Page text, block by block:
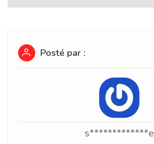
Posté par :
s*************e